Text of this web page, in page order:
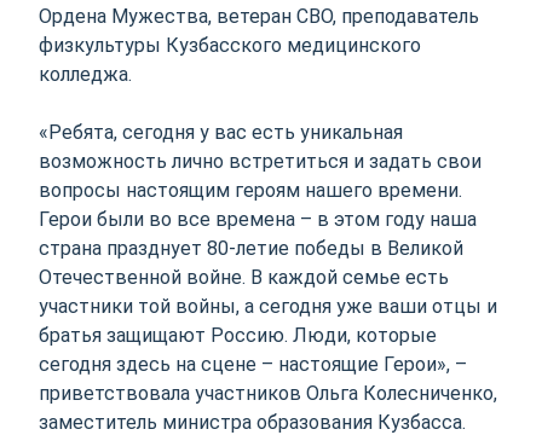
Ордена Мужества, ветеран СВО, преподаватель
физкультуры Кузбасского медицинского
колледжа.
«Ребята, сегодня у вас есть уникальная
возможность лично встретиться и задать свои
вопросы настоящим героям нашего времени.
Герои были во все времена – в этом году наша
страна празднует 80-летие победы в Великой
Отечественной войне. В каждой семье есть
участники той войны, а сегодня уже ваши отцы и
братья защищают Россию. Люди, которые
сегодня здесь на сцене – настоящие Герои», –
приветствовала участников Ольга Колесниченко,
заместитель министра образования Кузбасса.